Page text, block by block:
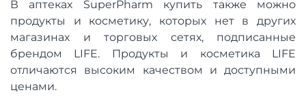
В аптеках SuperPharm купить также можно
продукты и косметику, которых нет в других
магазинах и торговых сетях, подписанные
брендом LIFE. Продукты и косметика LIFE
отличаются высоким качеством и доступными
ценами.